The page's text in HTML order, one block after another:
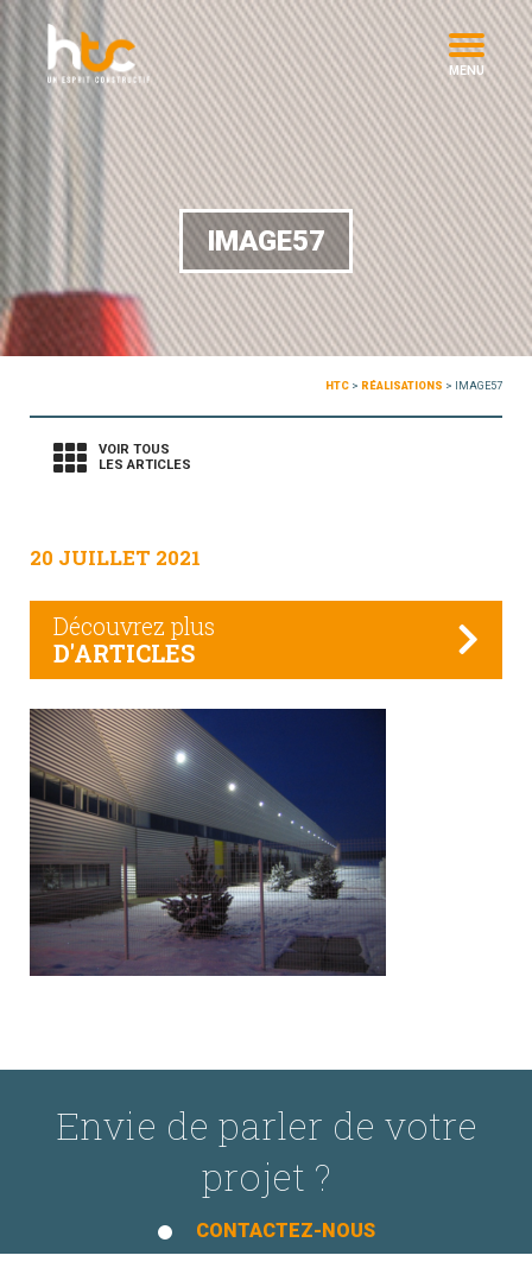
MENU
IMAGE57
HTC > RÉALISATIONS > IMAGE57
VOIR TOUS
LES ARTICLES
20 JUILLET 2021
Découvrez plus
D'ARTICLES
Envie de parler de votre
projet ?
CONTACTEZ-NOUS